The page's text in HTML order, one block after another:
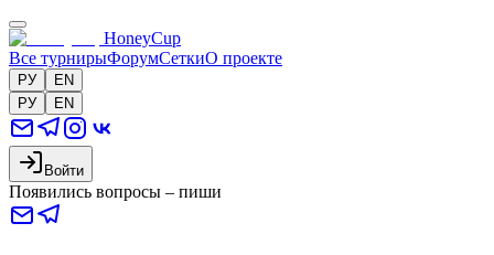
HoneyCup
Все турнирыФорумСеткиО проекте
РУ
EN
РУ
EN
Войти
Появились вопросы – пиши